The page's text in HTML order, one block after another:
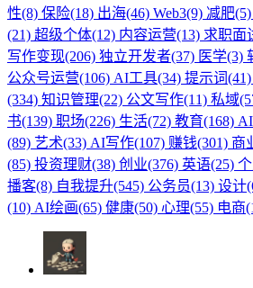
性(8) 保险(18) 出海(46) Web3(9) 减肥(5)
(21) 超级个体(12) 内容运营(13) 求职面
写作变现(206) 独立开发者(37) 医学(3)
公众号运营(106) AI工具(34) 提示词(41)
(334) 知识管理(22) 公文写作(11) 私域
书(139) 职场(226) 生活(72) 教育(168)
(89) 艺术(33) AI写作(107) 赚钱(301) 商
(85) 投资理财(38) 创业(376) 英语(25)
播客(8) 自我提升(545) 公务员(13) 设计
(10) AI绘画(65) 健康(50) 心理(55) 电商